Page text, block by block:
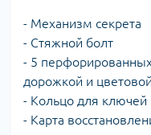
- Механизм секрета
- Стяжной болт
- 5
дорожкой и
- Кольцо для ключей
- Карта